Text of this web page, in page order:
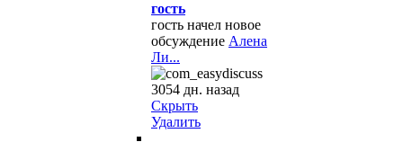
гость
гость начел новое
обсуждение Алена
Ли...
3054 дн. назад
Скрыть
Удалить